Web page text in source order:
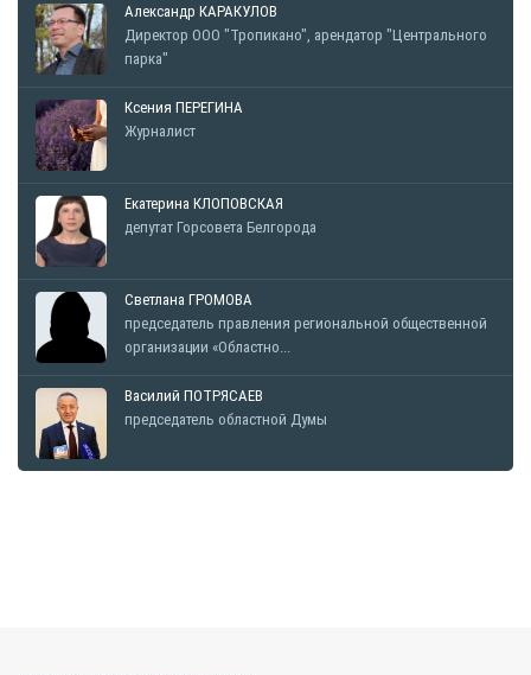
Александр КАРАКУЛОВ
Директор ООО "Тропикано", арендатор "Центрального
парка"
Ксения ПЕРЕГИНА
Журналист
Екатерина КЛОПОВСКАЯ
депутат Горсовета Белгорода
Светлана ГРОМОВА
председатель правления региональной общественной
организации «Областно...
Василий ПОТРЯСАЕВ
председатель областной Думы